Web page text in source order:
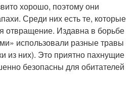
хорошо, поэтому они
Среди них есть те, которые
отвращение. Издавна в борьбе
использовали разные травы
из них). Это приятно пахнущие
безопасны для обитателей